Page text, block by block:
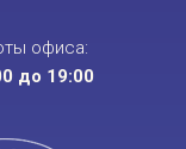
офиса:
до 19:00